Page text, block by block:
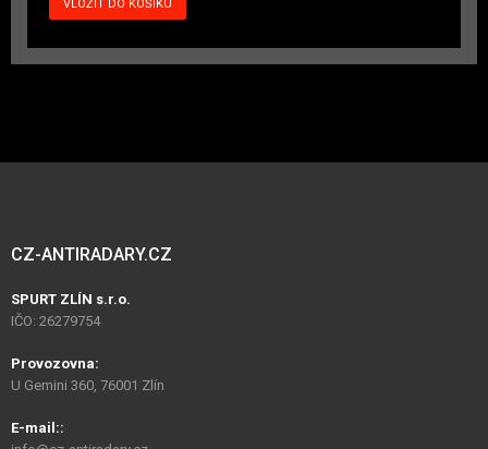
CZ-ANTIRADARY.CZ
SPURT ZLÍN s.r.o.
IČO: 26279754
Provozovna:
U Gemini 360, 76001 Zlín
E-mail::